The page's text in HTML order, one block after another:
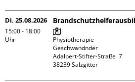
Di. 25.08.2026
15:00 - 18:00
Uhr
Physiotherapie
Geschwandnder
Adalbert-Stifter-Straße  7